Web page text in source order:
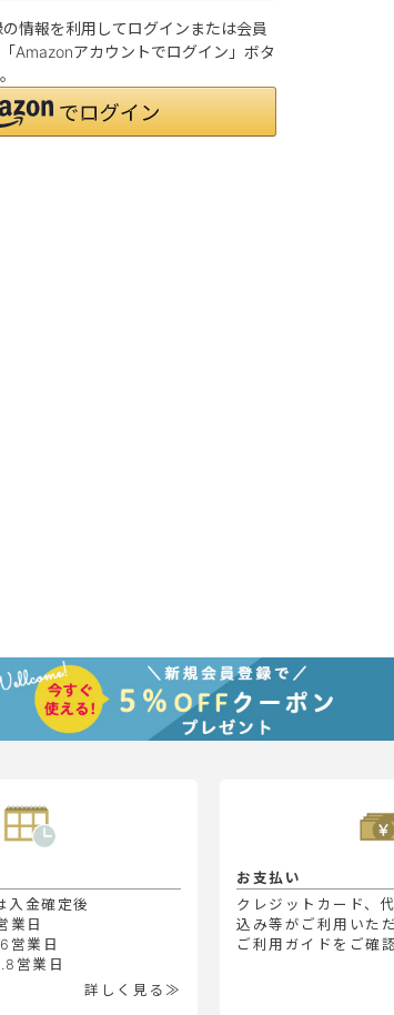
情報を利用してログインまたは会員
Amazonアカウントでログイン」ボタ
入金確定後
業日
営業日
営業日
詳しく見る≫
お支払い
クレジットカード、
込み等がご利用いた
ご利用ガイドをご確